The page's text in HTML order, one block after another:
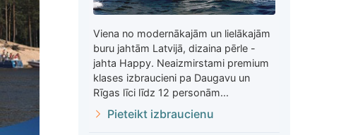
Viena no modernākajām un lielākajām
buru jahtām Latvijā, dizaina pērle -
jahta Happy. Neaizmirstami premium
klases izbraucieni pa Daugavu un
Rīgas līci līdz 12 personām...
Pieteikt izbraucienu